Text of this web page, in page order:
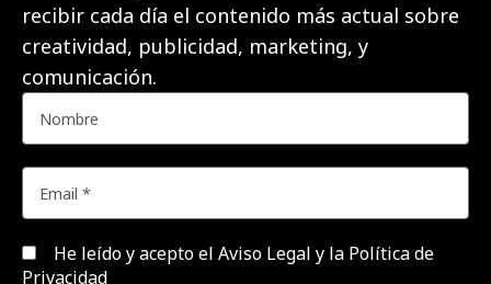
recibir cada día el contenido más actual sobre
creatividad, publicidad, marketing, y
comunicación.
He leído y acepto el Aviso Legal y la Política de
Privacidad